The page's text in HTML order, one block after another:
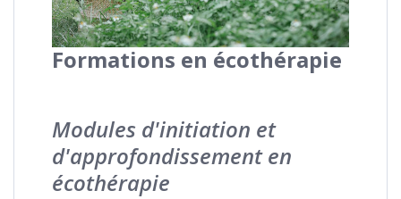
Formations en écothérapie
Modules d'initiation et
d'approfondissement en
écothérapie